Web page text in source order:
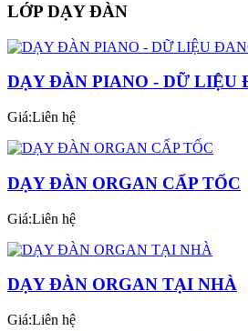
LỚP DẠY ĐÀN
DẠY ĐÀN PIANO - DỮ LIỆU
Giá:Liên hệ
DẠY ĐÀN ORGAN CẤP TỐC
Giá:Liên hệ
DẠY ĐÀN ORGAN TẠI NHÀ
Giá:Liên hệ